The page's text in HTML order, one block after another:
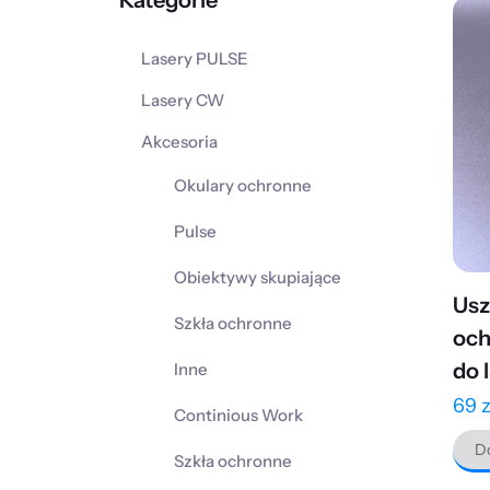
Lasery PULSE
Lasery CW
Akcesoria
Okulary ochronne
Pulse
Obiektywy skupiające
Szkła ochronne
Inne
Continious Work
Szkła ochronne
do
69